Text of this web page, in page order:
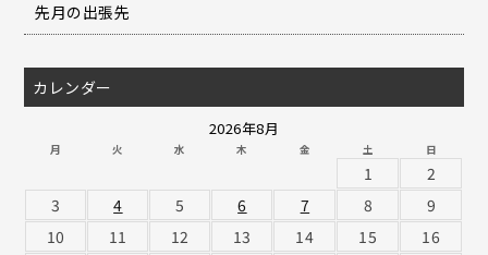
先月の出張先
カレンダー
2026年8月
月 火 水 木 金 土 日
1
2
3
4 5 6 7 8
9
10
11 12 13 14 15
16